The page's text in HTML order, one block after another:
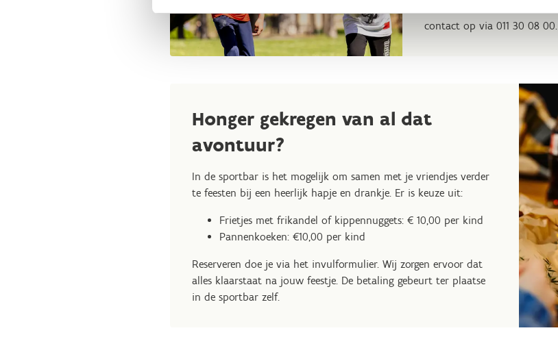
contact op via 011 30 08 00.
Honger gekregen van al dat
avontuur?
In de sportbar is het mogelijk om samen met je vriendjes verder
te feesten bij een heerlijk hapje en drankje. Er is keuze uit:
Frietjes met frikandel of kippennuggets: € 10,00 per kind
Pannenkoeken: €10,00 per kind
Reserveren doe je via het invulformulier. Wij zorgen ervoor dat
alles klaarstaat na jouw feestje. De betaling gebeurt ter plaatse
in de sportbar zelf.